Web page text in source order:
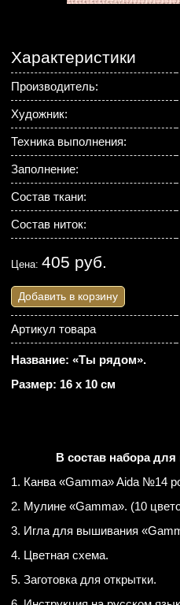
Характеристики
Производитель:
Художник:
Техника выполнения:
Заполнение:
Состав ткани:
Состав ниток:
Цена:405 руб.
Добавить в корзину
Артикул товара
Название: «Ты рядом».
Размер: 16 х 10 см
В состав набора
1. Канва «Gamma» Aida №14
2. Мулине «Gamma». (10
3. Игла для вышивания
4. Цветная схема.
5. Заготовка для открытки.